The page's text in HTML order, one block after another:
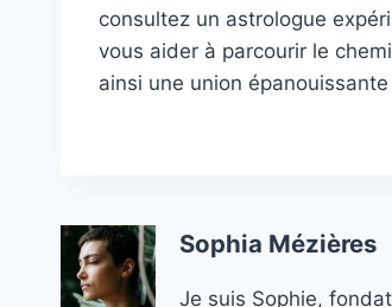
consultez un astrologue
vous aider à parcourir le
ainsi une union
Sophia Mézières
Je suis Sophie,